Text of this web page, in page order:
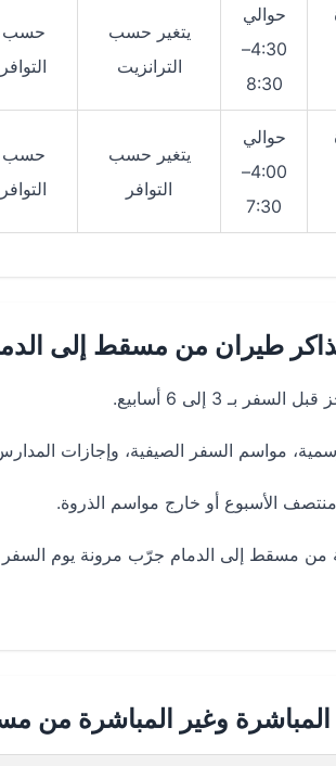
حوالي
4:30–
8:30
يتغير حسب
الترانزيت
حسب
التوافر
حوالي
4:00–
7:30
يتغير حسب
التوافر
حسب
التوافر
طيران من مسقط إلى
بـ 3 إلى 6 أسابيع.
مواسم السفر الصيفية، وإجازات
الأسبوع أو خارج مواسم الذروة.
مسقط إلى الدمام جرّب مرونة يوم السفر
المباشرة وغير المباشرة من